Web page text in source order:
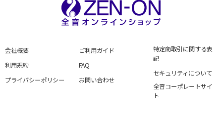
会社概要
利用規約
プライバシーポリシー
ご利用ガイド
FAQ
お問い合わせ
特定商取引に関する表
記
セキュリティについて
全音コーポレートサイ
ト